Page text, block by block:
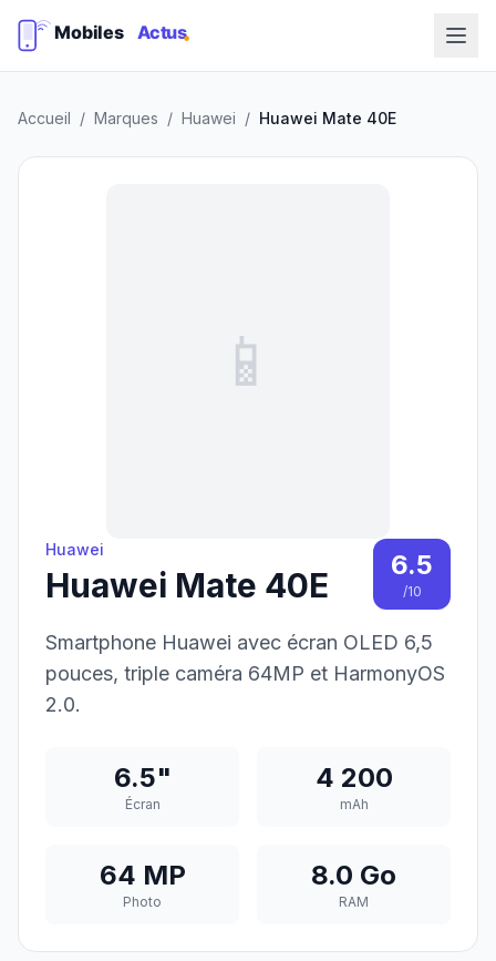
Accueil / Marques / Huawei / Huawei Mate 40E
📱
Huawei
Huawei Mate 40E
6.5
/10
Smartphone Huawei avec écran OLED 6,5
pouces, triple caméra 64MP et HarmonyOS
2.0.
6.5"
Écran
4 200
mAh
64 MP
Photo
8.0 Go
RAM